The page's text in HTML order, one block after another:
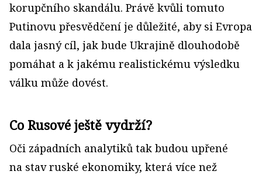
korupčního skandálu. Právě kvůli tomuto
Putinovu přesvědčení je důležité, aby si Evropa
dala jasný cíl, jak bude Ukrajině dlouhodobě
pomáhat a k jakému realistickému výsledku
válku může dovést.
Co Rusové ještě vydrží?
Oči západních analytiků tak budou upřené
na stav ruské ekonomiky, která více než